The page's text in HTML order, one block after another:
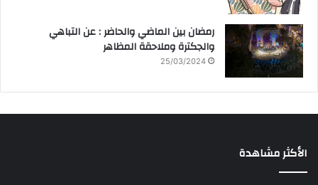
رمضان بين الماضي والحاضر : عن التباهي
والجكترة وملاحقة المظاهر
25/03/2024
الأكثر مشاهدة